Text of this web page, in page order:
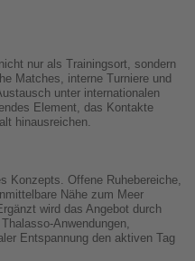
nur als Trainingsort, sondern
Matches, interne Turniere und
unter internationalen
Element, das Kontakte
hinausreichen.
Konzepts. Offene Ruhebereiche,
Nähe zum Meer
wird das Angebot durch
Anwendungen,
Entspannung den aktiven Tag